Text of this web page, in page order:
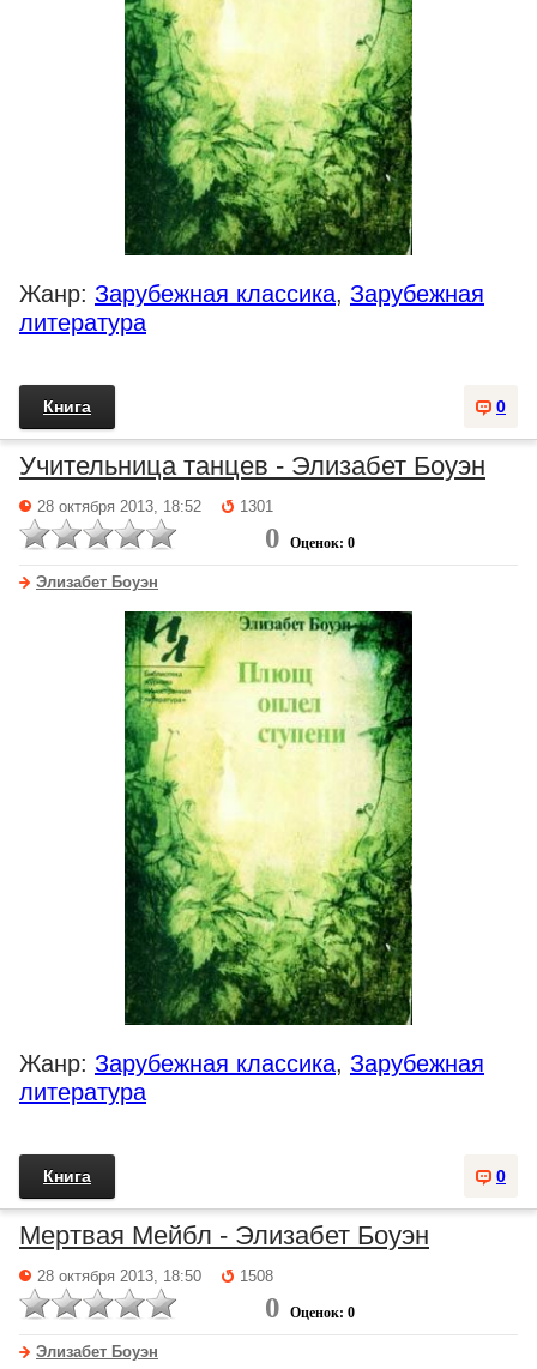
Жанр: Зарубежная классика, Зарубежная
литература
0
Книга
Учительница танцев - Элизабет Боуэн
28 октября 2013, 18:52 1301
0 Оценок: 0
Элизабет Боуэн
Жанр: Зарубежная классика, Зарубежная
литература
0
Книга
Мертвая Мейбл - Элизабет Боуэн
28 октября 2013, 18:50 1508
0 Оценок: 0
Элизабет Боуэн